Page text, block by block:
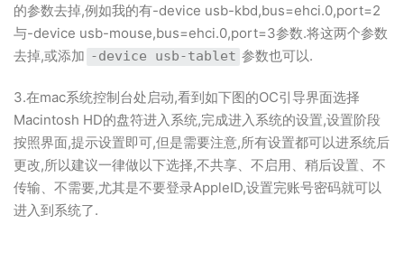
的参数去掉,例如我的有-device usb-kbd,bus=ehci.0,port=2
与-device usb-mouse,bus=ehci.0,port=3参数.将这两个参数
去掉,或添加 -device usb-tablet 参数也可以.
3.在mac系统控制台处启动,看到如下图的OC引导界面选择
Macintosh HD的盘符进入系统,完成进入系统的设置,设置阶段
按照界面,提示设置即可,但是需要注意,所有设置都可以进系统后
更改,所以建议一律做以下选择,不共享、不启用、稍后设置、不
传输、不需要,尤其是不要登录AppleID,设置完账号密码就可以
进入到系统了.